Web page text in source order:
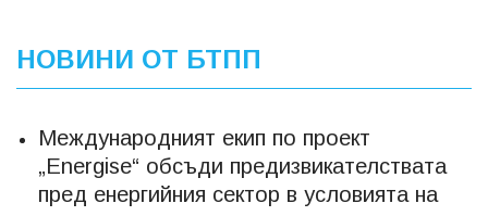
НОВИНИ ОТ БТПП
Международният екип по проект
„Energise“ обсъди предизвикателствата
пред енергийния сектор в условията на